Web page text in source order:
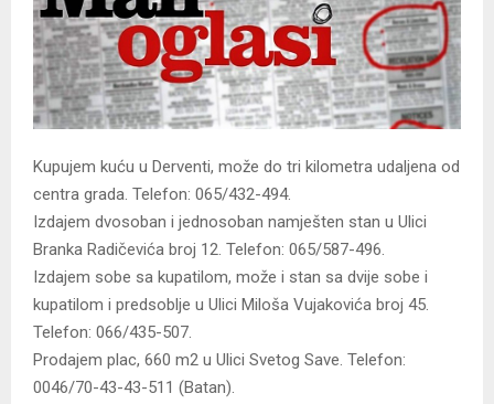
Kupujem kuću u Derventi, može do tri kilometra udaljena od
centra grada. Telefon: 065/432-494.
Izdajem dvosoban i jednosoban namješten stan u Ulici
Branka Radičevića broj 12. Telefon: 065/587-496.
Izdajem sobe sa kupatilom, može i stan sa dvije sobe i
kupatilom i predsoblje u Ulici Miloša Vujakovića broj 45.
Telefon: 066/435-507.
Prodajem plac, 660 m2 u Ulici Svetog Save. Telefon:
0046/70-43-43-511 (Batan).